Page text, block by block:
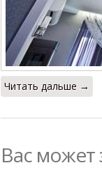
Читать дальше →
Вас может